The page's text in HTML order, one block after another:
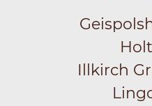
Illkirch